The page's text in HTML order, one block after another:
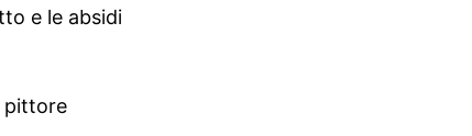
e le absidi
pittore